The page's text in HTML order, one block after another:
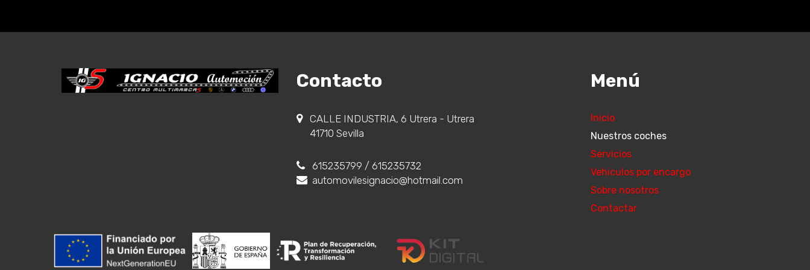
Contacto
CALLE INDUSTRIA, 6 Utrera - Utrera
41710 Sevilla
615235799 / 615235732
automovilesignacio@hotmail.com
Menú
Inicio
Nuestros coches
Servicios
Vehiculos por encargo
Sobre nosotros
Contactar